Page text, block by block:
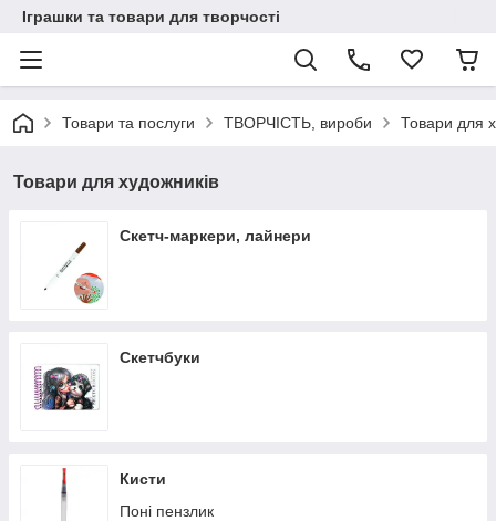
Іграшки та товари для творчості
Товари та послуги ТВОРЧІСТЬ, вироби Товари для
Товари для художників
Скетч-маркери, лайнери
Скетчбуки
Кисти
Поні пензлик